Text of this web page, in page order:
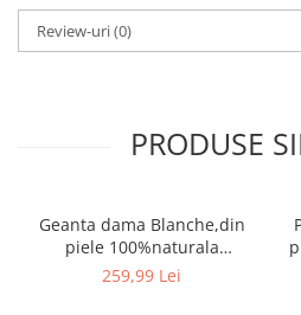
Review-uri(0)
PRODUSE
Geanta dama Blanche,din
piele 100%naturala
Italia,8246,negru
259,99 Lei